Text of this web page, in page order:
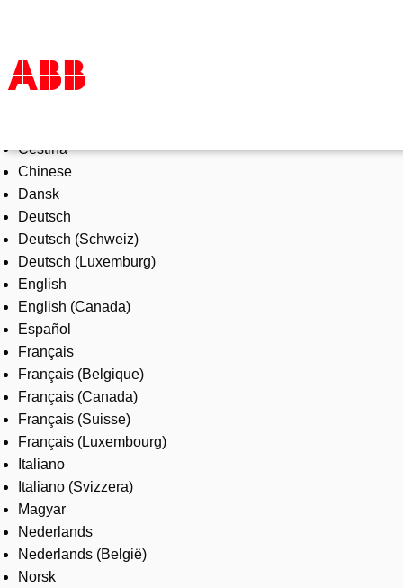
Products & Solutions
Industries
Services
About us
Where to buy
Contact us
Careers
Čeština
Chinese
Dansk
Deutsch
Deutsch (Schweiz)
Deutsch (Luxemburg)
English
English (Canada)
Español
Français
Français (Belgique)
Français (Canada)
Français (Suisse)
Français (Luxembourg)
Italiano
Italiano (Svizzera)
Magyar
Nederlands
Nederlands (België)
Norsk